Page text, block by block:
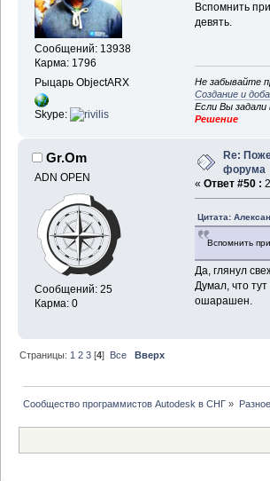
Сообщений: 13938
Карма: 1796
Рыцарь ObjectARX
Skype:
Вспомнить
девять.
Не забывайте
Создание и
Если Вы
Решение
Gr.Om
ADN OPEN
Сообщений: 25
Карма: 0
Re:
форума
« Ответ #50 :
Цитата:
Вспомнить
Да, глянул
Думал, что
ошарашен.
Страницы: 1 2 3 [4] Все Вверх
Сообщество программистов Autodesk в СНГ » Разное